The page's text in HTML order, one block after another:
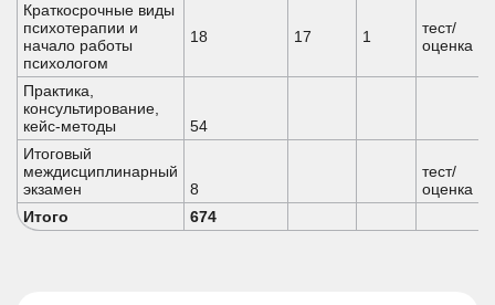
Краткосрочные виды
психотерапии и
начало работы
психологом
18 17 1
тест/
оценка
Практика,
консультирование,
кейс-методы
54
Итоговый
междисциплинарный
экзамен
8
тест/
оценка
Итого
674